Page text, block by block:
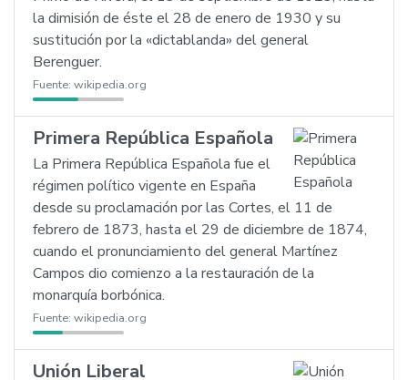
la dimisión de éste el 28 de enero de 1930 y su
sustitución por la «dictablanda» del general
Berenguer.
Fuente: wikipedia.org
Primera República Española
La Primera República Española fue el
régimen político vigente en España
desde su proclamación por las Cortes, el 11 de
febrero de 1873, hasta el 29 de diciembre de 1874,
cuando el pronunciamiento del general Martínez
Campos dio comienzo a la restauración de la
monarquía borbónica.
Fuente: wikipedia.org
Unión Liberal